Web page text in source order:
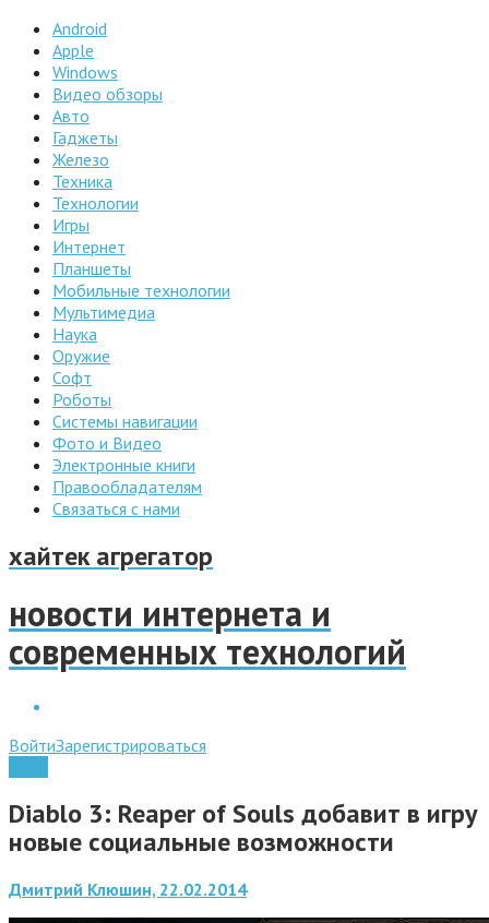
Android
Apple
Windows
Видео обзоры
Авто
Гаджеты
Железо
Техника
Технологии
Игры
Интернет
Планшеты
Мобильные технологии
Мультимедиа
Наука
Оружие
Софт
Роботы
Системы навигации
Фото и Видео
Электронные книги
Правообладателям
Связаться с нами
хайтек агрегатор
новости интернета и
современных технологий
ВойтиЗарегистрироваться
Diablo 3: Reaper of Souls добавит в игру
новые социальные возможности
Дмитрий Клюшин, 22.02.2014